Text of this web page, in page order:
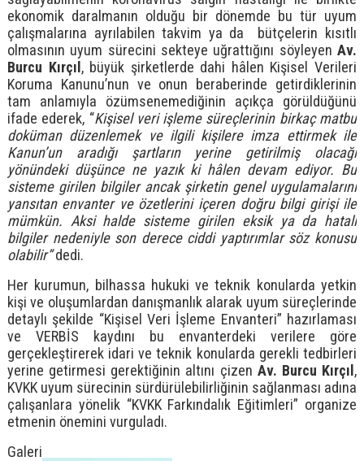
ekonomik daralmanın olduğu bir dönemde bu tür uyum
çalışmalarına ayrılabilen takvim ya da bütçelerin kısıtlı
olmasının uyum sürecini sekteye uğrattığını söyleyenAv.
Burcu Kırçıl, büyük şirketlerde dahi hâlen Kişisel Verileri
Koruma Kanunu’nun ve onun beraberinde getirdiklerinin
tam anlamıyla özümsenemediğinin açıkça görüldüğünü
ifade ederek, “Kişisel veri işleme süreçlerinin birkaç matbu
doküman düzenlemek ve ilgili kişilere imza ettirmek ile
Kanun’un aradığı şartların yerine getirilmiş olacağı
yönündeki düşünce ne yazık ki hâlen devam ediyor. Bu
sisteme girilen bilgiler ancak şirketin genel uygulamalarını
yansıtan envanter ve özetlerini içeren doğru bilgi girişi ile
mümkün. Aksi halde sisteme girilen eksik ya da hatalı
bilgiler nedeniyle son derece ciddi yaptırımlar söz konusu
olabilir”dedi.
Her kurumun, bilhassa hukuki ve teknik konularda yetkin
kişi ve oluşumlardan danışmanlık alarak uyum süreçlerinde
detaylı şekilde “Kişisel Veri İşleme Envanteri” hazırlaması
ve VERBİS kaydını bu envanterdeki verilere göre
gerçekleştirerek idari ve teknik konularda gerekli tedbirleri
yerine getirmesi gerektiğinin altını çizen Av. Burcu Kırçıl,
KVKK uyum sürecinin sürdürülebilirliğinin sağlanması adına
çalışanlara yönelik “KVKK Farkındalık Eğitimleri” organize
etmenin önemini vurguladı.
Galeri